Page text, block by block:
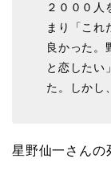
２０００人
まり「これ
良かった。
と恋したい
た。しかし
星野仙一さんの